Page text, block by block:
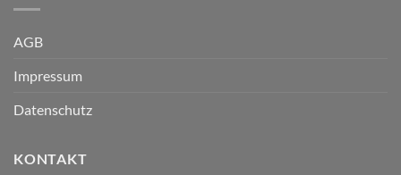
AGB
Impressum
Datenschutz
KONTAKT